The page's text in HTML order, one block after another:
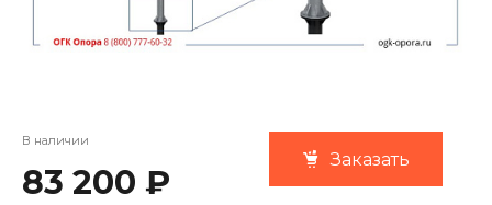
В наличии
83 200 ₽
Заказать